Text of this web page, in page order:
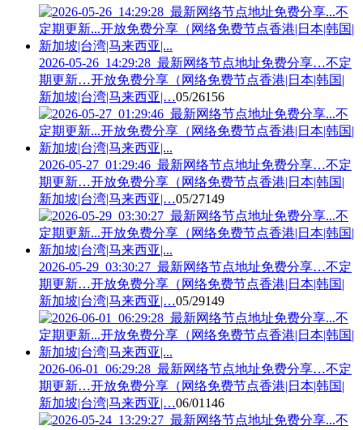
2026-05-26_14:29:28_最新网络节点地址免费分享…不定
期更新…开放免费分享（网络免费节点香港|日本|韩国|
新加坡|台湾|马来西亚|…05/26156
2026-05-27_01:29:46_最新网络节点地址免费分享…不定
期更新…开放免费分享（网络免费节点香港|日本|韩国|
新加坡|台湾|马来西亚|…05/27149
2026-05-29_03:30:27_最新网络节点地址免费分享…不定
期更新…开放免费分享（网络免费节点香港|日本|韩国|
新加坡|台湾|马来西亚|…05/29149
2026-06-01_06:29:28_最新网络节点地址免费分享…不定
期更新…开放免费分享（网络免费节点香港|日本|韩国|
新加坡|台湾|马来西亚|…06/01 146